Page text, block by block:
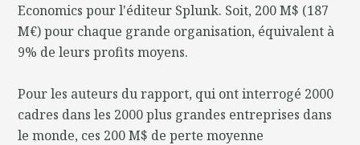
Economics pour l'éditeur Splunk. Soit, 200 M$ (187
M€) pour chaque grande organisation, équivalent à
9% de leurs profits moyens.
Pour les auteurs du rapport, qui ont interrogé 2000
cadres dans les 2000 plus grandes entreprises dans
le monde, ces 200 M$ de perte moyenne